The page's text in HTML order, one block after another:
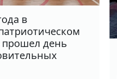
в
прошел день